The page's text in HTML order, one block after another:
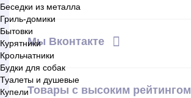
Беседки из металла
Гриль-домики
Бытовки
Курятники
Крольчатники
Будки для собак
Туалеты и душевые
Купели
Мы Вконтакте
Товары с высоким рейтингом